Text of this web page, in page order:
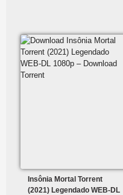
Insônia Mortal Torrent
(2021) Legendado WEB-DL